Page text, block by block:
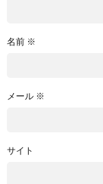
名前 ※
メール ※
サイト